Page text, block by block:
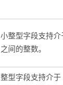
小整型字段支持
之间的整数。
整型字段支持介